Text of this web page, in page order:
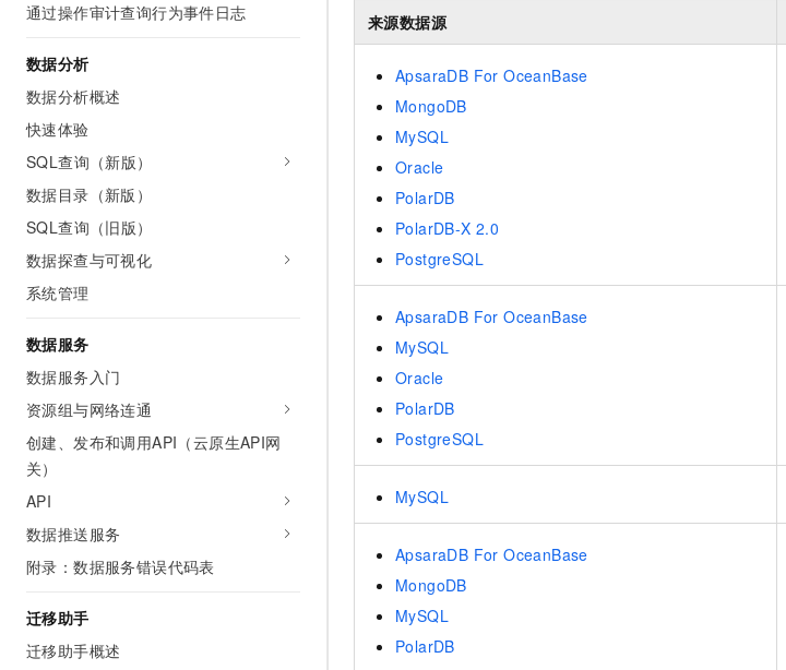
通过操作审计查询行为事件日志
数据分析
数据分析概述
快速体验
SQL查询（新版）
数据目录（新版）
SQL查询（旧版）
数据探查与可视化
系统管理
数据服务
数据服务入门
资源组与网络连通
创建、发布和调用API（云原生API网
关）
API
数据推送服务
附录：数据服务错误代码表
迁移助手
迁移助手概述
来源数据源
ApsaraDB For OceanBase
MongoDB
MySQL
Oracle
PolarDB
PolarDB-X 2.0
PostgreSQL
ApsaraDB For OceanBase
MySQL
Oracle
PolarDB
PostgreSQL
MySQL
ApsaraDB For OceanBase
MongoDB
MySQL
PolarDB